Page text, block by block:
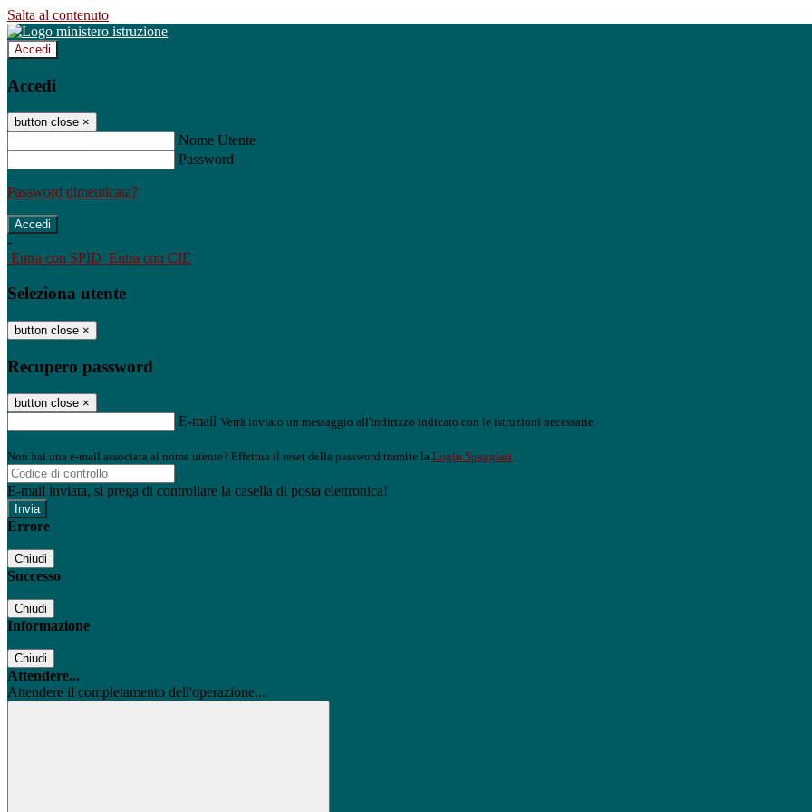
Salta al contenuto
Accedi
Accedi
button close ×
Nome Utente
Password
Password dimenticata?
-
Entra con SPID Entra con CIE
Seleziona utente
button close ×
Recupero password
button close ×
E-mail Verrà inviato un messaggio all'indirizzo indicato con le istruzioni necessarie.
Non hai una e-mail associata al nome utente? Effettua il reset della password tramite la Login Spaggiari
E-mail inviata, si prega di controllare la casella di posta elettronica!
Errore
Chiudi
Successo
Chiudi
Informazione
Chiudi
Attendere...
Attendere il completamento dell'operazione...